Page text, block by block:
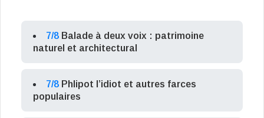
7/8 Balade à deux voix : patrimoine
naturel et architectural
7/8 Phlipot l’idiot et autres farces
populaires